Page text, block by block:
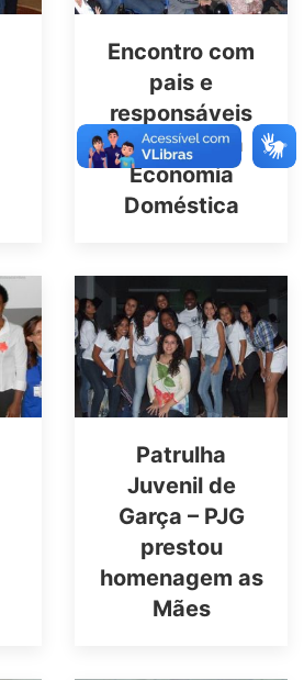
Encontro com
pais e
responsáveis
com o tema
Economia
Doméstica
Patrulha
Juvenil de
Garça – PJG
prestou
homenagem as
Mães